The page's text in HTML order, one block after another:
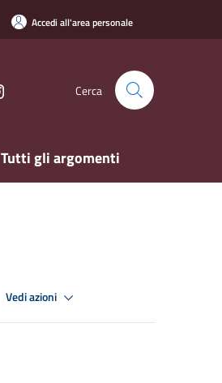
Accedi all'area personale
Cerca
Tutti gli argomenti
Vedi azioni